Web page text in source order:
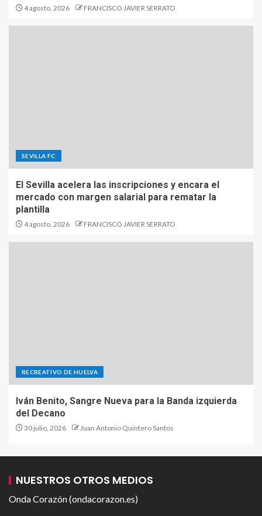
4 agosto, 2026 FRANCISCO JAVIER SERRATO
SEVILLA FC
El Sevilla acelera las inscripciones y encara el
mercado con margen salarial para rematar la
plantilla
4 agosto, 2026 FRANCISCO JAVIER SERRATO
RECREATIVO DE HUELVA
Iván Benito, Sangre Nueva para la Banda izquierda
del Decano
30 julio, 2026 Juan Antonio Quintero Santos
NUESTROS OTROS MEDIOS
Onda Corazón (ondacorazon.es)